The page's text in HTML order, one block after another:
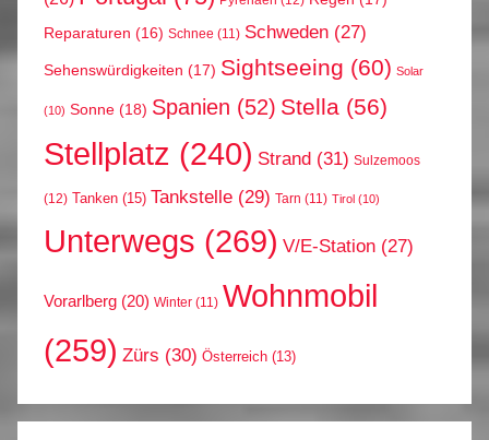
Reparaturen (16) Schnee (11) Schweden (27)
Sehenswürdigkeiten (17) Sightseeing (60) Solar
(10) Sonne (18) Spanien (52) Stella (56)
Stellplatz (240) Strand (31) Sulzemoos
(12) Tanken (15) Tankstelle (29) Tarn (11) Tirol (10)
Unterwegs (269) V/E-Station (27)
Vorarlberg (20) Winter (11) Wohnmobil
(259) Zürs (30) Österreich (13)